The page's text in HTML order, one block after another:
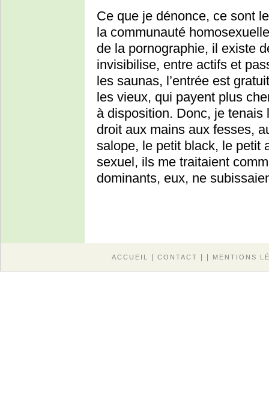
Ce que je dénonce, ce sont
la communauté
de la pornographie, il existe
invisibilise, entre actifs et
les saunas, l’entrée est
les vieux, qui payent plus
à disposition. Donc, je tenais
droit aux mains aux fesses,
salope, le petit black, le petit
sexuel, ils me traitaient
dominants, eux, ne
ACCUEIL | CONTACT | | MENTIONS